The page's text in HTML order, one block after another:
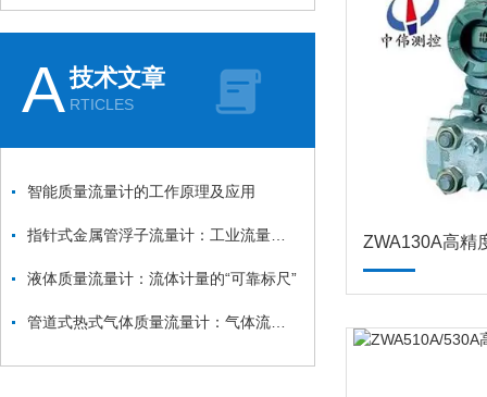
A技术文章
RTICLES
智能质量流量计的工作原理及应用
液体质量流量计：流体计量的“可靠标尺”